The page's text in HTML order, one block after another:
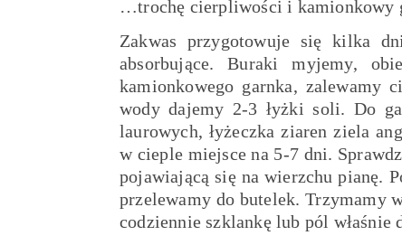
…trochę cierpliwości i kamionkowy
Zakwas przygotowuje się kilka
absorbujące. Buraki myjemy,
kamionkowego garnka, zalewamy
wody dajemy 2-3 łyżki soli. Do
laurowych, łyżeczka ziaren ziela
w cieple miejsce na 5-7 dni.
pojawiającą się na wierzchu pianę.
przelewamy do butelek. Trzymamy
codziennie szklankę lub pól właśnie